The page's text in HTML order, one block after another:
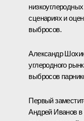
сценариях и
выбросов.
Александр
углеродного
выбросов
Первый
Андрей Иванов в